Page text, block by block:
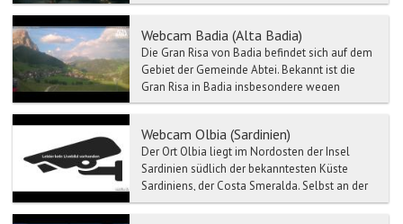
Corvara, Abtei (...
Webcam Badia (Alta Badia)
Die Gran Risa von Badia befindet sich auf dem
Gebiet der Gemeinde Abtei. Bekannt ist die
Gran Risa in Badia insbesondere wegen
zahlreicher Rennen d...
Webcam Olbia (Sardinien)
Der Ort Olbia liegt im Nordosten der Insel
Sardinien südlich der bekanntesten Küste
Sardiniens, der Costa Smeralda. Selbst an der
Haupteinkaufsstra...